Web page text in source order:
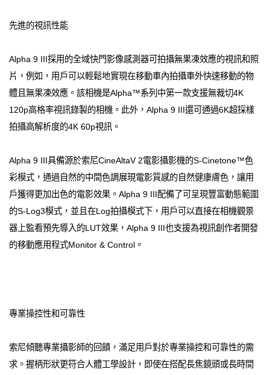
先進的視訊性能
Alpha 9 III採用的全域快門影像感測器可拍攝無果凍效應的視訊和照
片，例如，用戶可以輕鬆地實現在移動車內拍攝車外快速移動的物
體且無果凍效應。該相機是Alpha™系列中第一款支援無裁切4K
120p高格率視訊錄製的相機。此外，Alpha 9 III還可通過6K超採樣
拍攝高解析度的4K 60p視訊。
Alpha 9 III具備源於索尼CineAltaV 2電影攝影機的S-Cinetone™色
彩模式，通過自然的中間色調展現電影質感的自然健康膚色，讓用
戶獲得更加出色的電影效果。Alpha 9 III配備了可呈現豐富動態範圍
的S-Log3模式，並且在Log拍攝模式下，用戶可以直接在相機觀景
器上監看預先導入的LUT效果，Alpha 9 III也支援為視訊創作者開發
的移動應用程式Monitor & Control。
專業操控性和可靠性
索尼傾聽專業攝影師的回饋，滿足用戶對於專業操控和可靠性的需
求。握柄形狀更符合人體工學設計，即使在搭配長焦鏡頭或長時間